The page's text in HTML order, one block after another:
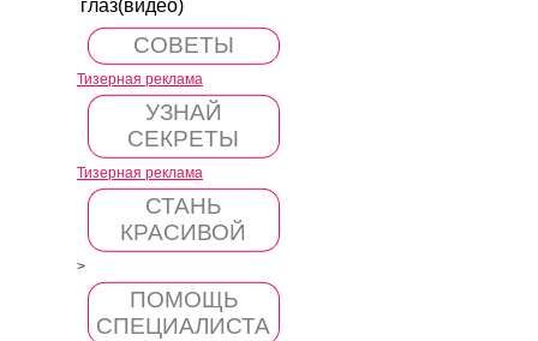
глаз(видео)
СОВЕТЫ
Тизерная реклама
УЗНАЙ
СЕКРЕТЫ
Тизерная реклама
СТАНЬ
КРАСИВОЙ
>
ПОМОЩЬ
СПЕЦИАЛИСТА